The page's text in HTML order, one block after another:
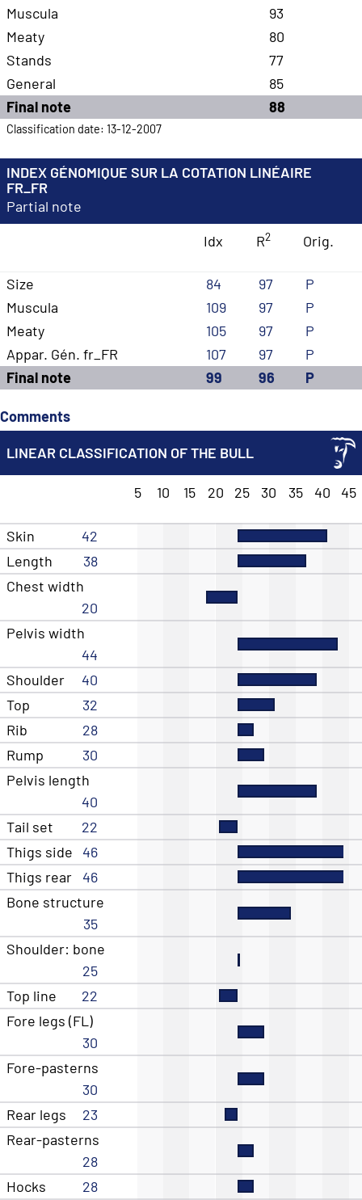
Muscula
93
Meaty
80
Stands
77
General
85
Final note
88
Classification date: 13-12-2007
INDEX GÉNOMIQUE SUR LA COTATION LINÉAIRE
FR_FR
Partial note
Idx
R2 Orig.
Size 84 97
P
Muscula
109 97
P
Meaty
105 97
P
Appar. Gén. fr_FR
107 97
P
Final note
99 96 P
Comments
LINEAR CLASSIFICATION OF THE BULL
5 10 15 20 25 30 35 40 45
Skin
42
Length
38
Chest width
20
Pelvis width
44
Shoulder
40
Top
32
Rib
28
Rump
30
Pelvis length
40
Tail set
22
Thigs side 46
Thigs rear 46
Bone structure
35
Shoulder: bone
25
Top line
22
Fore legs (FL)
30
Fore-pasterns
30
Rear legs
23
Rear-pasterns
28
Hocks
28